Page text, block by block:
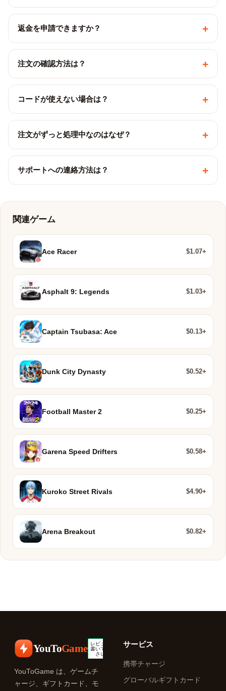
返金を申請できますか？ +
注文の確認方法は？ +
コードが使えない場合は？ +
注文がずっと処理中なのはなぜ？ +
サポートへの連絡方法は？ +
関連ゲーム
Ace Racer $1.07+
Asphalt 9: Legends $1.03+
Captain Tsubasa: Ace $0.13+
Dunk City Dynasty $0.52+
Football Master 2 $0.25+
Garena Speed Drifters $0.58+
Kuroko Street Rivals $4.90+
Arena Breakout $0.82+
YouToGame
YouToGame は、ゲームチ
ャージ、ギフトカード、モ
サービス
携帯チャージ
グローバルギフトカード